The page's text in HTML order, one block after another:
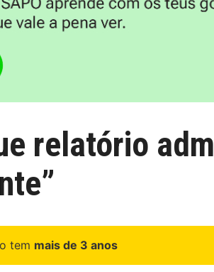
relatório
tem mais de 3 anos